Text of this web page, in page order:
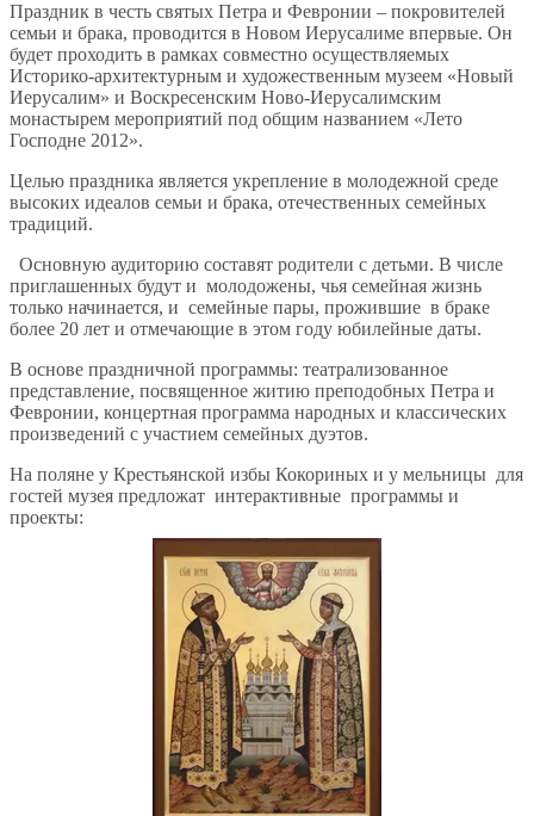
Праздник в честь святых Петра и Февронии – покровителей
семьи и брака, проводится в Новом Иерусалиме впервые. Он
будет проходить в рамках совместно осуществляемых
Историко-архитектурным и художественным музеем «Новый
Иерусалим» и Воскресенским Ново-Иерусалимским
монастырем мероприятий под общим названием «Лето
Господне 2012».
Целью праздника является укрепление в молодежной среде
высоких идеалов семьи и брака, отечественных семейных
традиций.
Основную аудиторию составят родители с детьми. В числе
приглашенных будут и молодожены, чья семейная жизнь
только начинается, и семейные пары, прожившие в браке
более 20 лет и отмечающие в этом году юбилейные даты.
В основе праздничной программы: театрализованное
представление, посвященное житию преподобных Петра и
Февронии, концертная программа народных и классических
произведений с участием семейных дуэтов.
На поляне у Крестьянской избы Кокориных и у мельницы для
гостей музея предложат интерактивные программы и
проекты: